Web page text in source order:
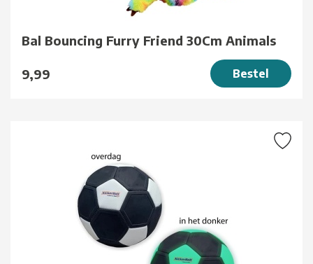
Bal Bouncing Furry Friend 30Cm Animals
9,99 Bestel